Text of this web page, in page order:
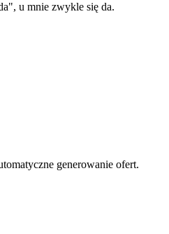
u mnie zwykle się da.
generowanie ofert.